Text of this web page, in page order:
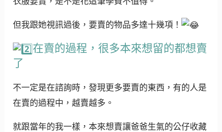
但我跟她視訊過後，要賣的物品多達十幾項！
在賣的過程，很多本來想留的都想賣
了
不一定是在諮詢時，發現更多要賣的東西，有的人是
在賣的過程中，越賣越多。
就跟當年的我一樣，本來想賣讓爸爸生氣的公仔收藏